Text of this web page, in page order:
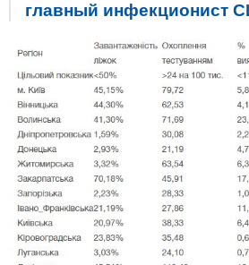
главный инфекционист